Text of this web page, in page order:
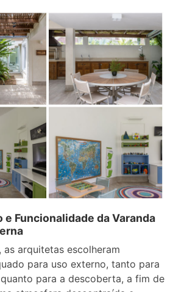
e Funcionalidade da Varanda
as arquitetas escolheram
para uso externo, tanto para
para a descoberta, a fim de